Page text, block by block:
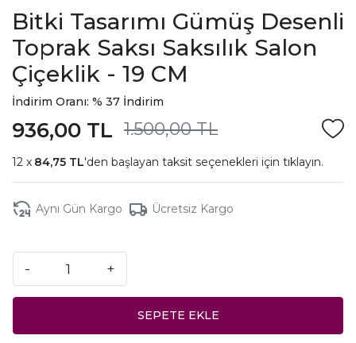
Bitki Tasarımı Gümüş Desenli
Toprak Saksı Saksılık Salon
Çiçeklik - 19 CM
İndirim Oranı: % 37 İndirim
1.500,00 TL
936,00 TL
84,75 TL'den başlayan taksit seçenekleri için tıklayın.
Aynı Gün Kargo Ücretsiz Kargo
- +
SEPETE EKLE